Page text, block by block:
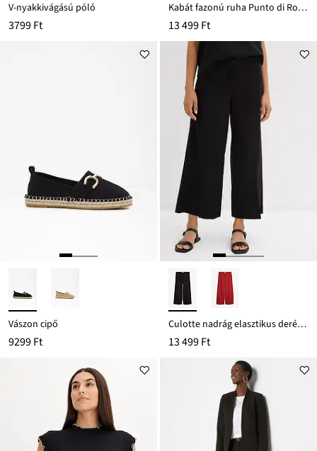
V-nyakkivágású póló
3799 Ft
Kabát fazonú ruha Punto di Roma anyagból
13 499 Ft
Vászon cipő
9299 Ft
Culotte nadrág elasztikus derékpánttal, viszkóz keverékből
13 499 Ft